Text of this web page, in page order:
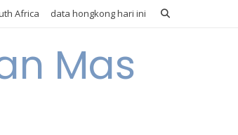
Africa data hongkong hari ini
Mas